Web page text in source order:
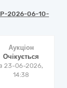
2026-06-10-
Аукціон
Очікується
23-06-2026,
14:38